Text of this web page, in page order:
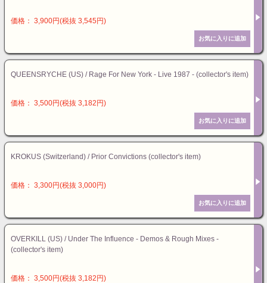
価格： 3,900円(税抜 3,545円)
QUEENSRYCHE (US) / Rage For New York - Live 1987 - (collector's item)
価格： 3,500円(税抜 3,182円)
KROKUS (Switzerland) / Prior Convictions (collector's item)
価格： 3,300円(税抜 3,000円)
OVERKILL (US) / Under The Influence - Demos & Rough Mixes -
(collector's item)
価格： 3,500円(税抜 3,182円)